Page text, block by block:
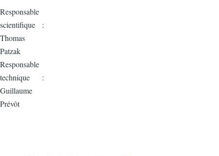
Responsable
scientifique :
Thomas
Patzak
Responsable
technique :
Guillaume
Prévôt